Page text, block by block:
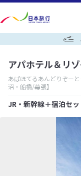
アパホテル＆リ
あぱほてるあんどりぞー
沼・船橋/幕張】
JR・新幹線＋宿泊セ